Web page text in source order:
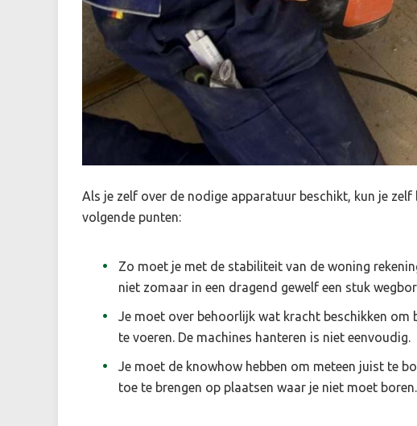
Als je zelf over de nodige apparatuur beschikt, kun je
volgende punten:
Zo moet je met de stabiliteit van de woning
niet zomaar in een dragend gewelf een stuk
Je moet over behoorlijk wat kracht beschikken om
te voeren. De machines hanteren is niet eenvoudig.
Je moet de knowhow hebben om meteen juist te
toe te brengen op plaatsen waar je niet moet boren.